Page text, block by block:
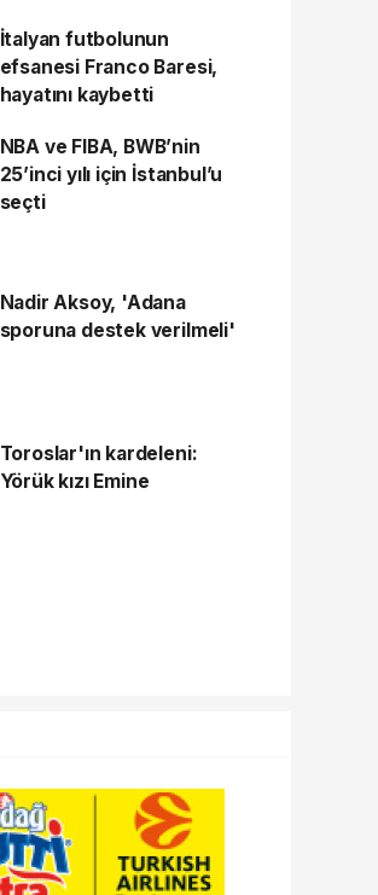
İtalyan futbolunun
efsanesi Franco Baresi,
hayatını kaybetti
NBA ve FIBA, BWB’nin
25’inci yılı için İstanbul’u
seçti
Nadir Aksoy, 'Adana
sporuna destek verilmeli'
Toroslar'ın kardeleni:
Yörük kızı Emine